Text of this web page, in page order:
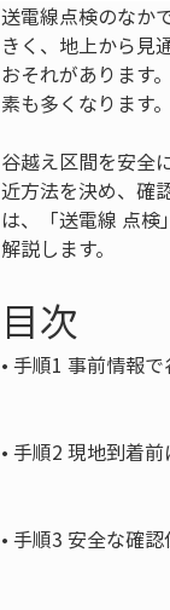
送電線点検のなか
きく、地上から見
おそれがあります
素も多くなります。
谷越え区間を安全
近方法を決め、確
は、「送電線 点
解説します。
目次
• 手順1 事前情報
• 手順2 現地到着
• 手順3 安全な確